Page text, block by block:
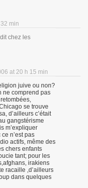
min
chez les
at 20 h 15 min
juive ou non?
ne comprend pas
se trouve
d’ailleurs c’était
gangstérisme
m’expliquer
n’est pas
actifs, même des
chers enfants
tant; pour les
irakiens
racaille ,d’ailleurs
dans quelques